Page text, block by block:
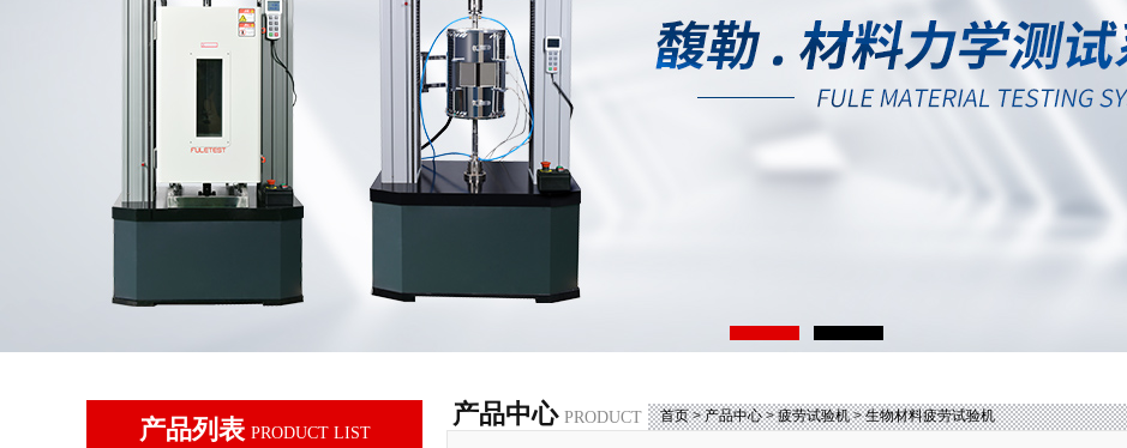
产品列表 PRODUCT LIST
产品中心 PRODUCT 首页>产品中心>疲劳试验机>生物材料疲劳试验机